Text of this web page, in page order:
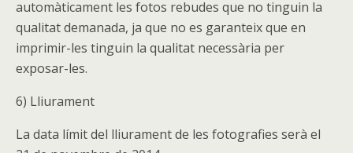
automàticament les fotos rebudes que no tinguin la
qualitat demanada, ja que no es garanteix que en
imprimir-les tinguin la qualitat necessària per
exposar-les.
6) Lliurament
La data límit del lliurament de les fotografies serà el